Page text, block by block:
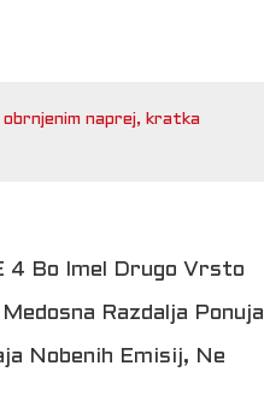
naprej, kratka
4 Bo Imel Drugo Vrsto
Razdalja Ponuja
Nobenih Emisij, Ne